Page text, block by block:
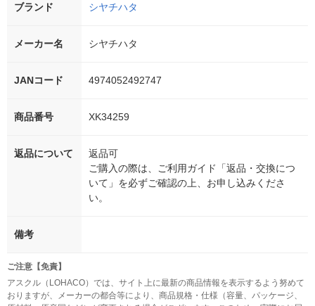
ブランド シヤチハタ
メーカー名 シヤチハタ
JANコード 4974052492747
商品番号 XK34259
返品について
返品可
ご購入の際は、ご利用ガイド「返品・交換につ
いて」を必ずご確認の上、お申し込みくださ
い。
備考
ご注意【免責】
アスクル（LOHACO）では、サイト上に最新の商品情報を表示するよう努めて
おりますが、メーカーの都合等により、商品規格・仕様（容量、パッケージ、